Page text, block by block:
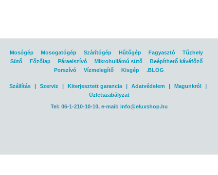
Mosógép Mosogatógép Szárítógép Hűtőgép Fagyasztó
Tűzhely
Sütő
Főzőlap Páraelszívó Mikrohullámú sütő
Beépíthető kávéfőző
Porszívó
Vízmelegítő Kisgép .BLOG
Szállítás | Szerviz | Kiterjesztett garancia | Adatvédelem | Magunkról
|
Üzletszabályzat
Tel: 06-1-210-10-10, e-mail: info@eluxshop.hu